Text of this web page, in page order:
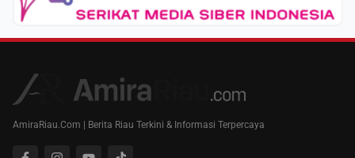
AmiraRiau.Com | Berita Riau Terkini & Informasi Terpercaya